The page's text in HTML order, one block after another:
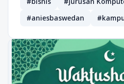
#aniesbaswedan